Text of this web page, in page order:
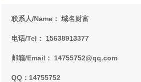
联系人/Name： 域名财富
电话/Tel： 15638913377
邮箱/Email： 14755752@qq.com
QQ：14755752